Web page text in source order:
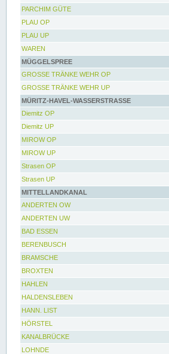
PARCHIM GÜTE
PLAU OP
PLAU UP
WAREN
MÜGGELSPREE
GROSSE TRÄNKE WEHR OP
GROSSE TRÄNKE WEHR UP
MÜRITZ-HAVEL-WASSERSTRASSE
Diemitz OP
Diemitz UP
MIROW OP
MIROW UP
Strasen OP
Strasen UP
MITTELLANDKANAL
ANDERTEN OW
ANDERTEN UW
BAD ESSEN
BERENBUSCH
BRAMSCHE
BROXTEN
HAHLEN
HALDENSLEBEN
HANN. LIST
HÖRSTEL
KANALBRÜCKE
LOHNDE